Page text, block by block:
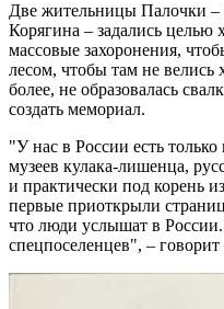
Две жительницы Палочки –
Корягина – задались целью
массовые захоронения,
лесом, чтобы там не велись
более, не образовалась
создать мемориал.
"У нас в России есть
музеев кулака-лишенца,
и практически под корень
первые приоткрыли
что люди услышат в
спецпоселенцев", –